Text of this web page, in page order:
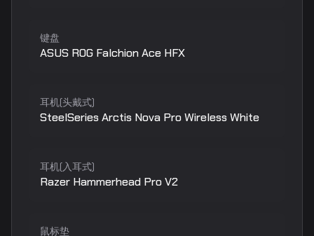
键盘
ASUS ROG Falchion Ace HFX
耳机(头戴式)
SteelSeries Arctis Nova Pro Wireless White
耳机(入耳式)
Razer Hammerhead Pro V2
鼠标垫